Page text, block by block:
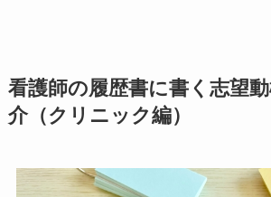
看護師の履歴書に書く志望
介（クリニック編）